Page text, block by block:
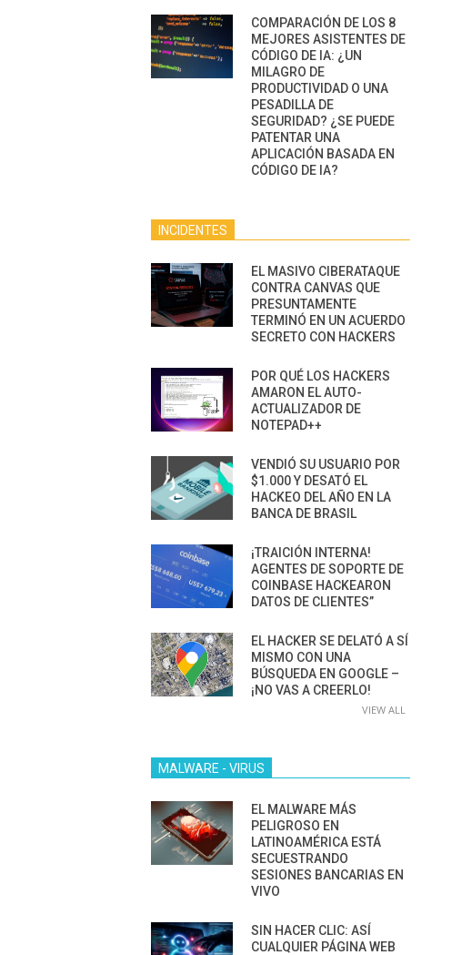
COMPARACIÓN DE LOS 8
MEJORES ASISTENTES DE
CÓDIGO DE IA: ¿UN
MILAGRO DE
PRODUCTIVIDAD O UNA
PESADILLA DE
SEGURIDAD? ¿SE PUEDE
PATENTAR UNA
APLICACIÓN BASADA EN
CÓDIGO DE IA?
INCIDENTES
EL MASIVO CIBERATAQUE
CONTRA CANVAS QUE
PRESUNTAMENTE
TERMINÓ EN UN ACUERDO
SECRETO CON HACKERS
POR QUÉ LOS HACKERS
AMARON EL AUTO-
ACTUALIZADOR DE
NOTEPAD++
VENDIÓ SU USUARIO POR
$1.000 Y DESATÓ EL
HACKEO DEL AÑO EN LA
BANCA DE BRASIL
¡TRAICIÓN INTERNA!
AGENTES DE SOPORTE DE
COINBASE HACKEARON
DATOS DE CLIENTES”
EL HACKER SE DELATÓ A SÍ
MISMO CON UNA
BÚSQUEDA EN GOOGLE –
¡NO VAS A CREERLO!
VIEW ALL
MALWARE - VIRUS
EL MALWARE MÁS
PELIGROSO EN
LATINOAMÉRICA ESTÁ
SECUESTRANDO
SESIONES BANCARIAS EN
VIVO
SIN HACER CLIC: ASÍ
CUALQUIER PÁGINA WEB